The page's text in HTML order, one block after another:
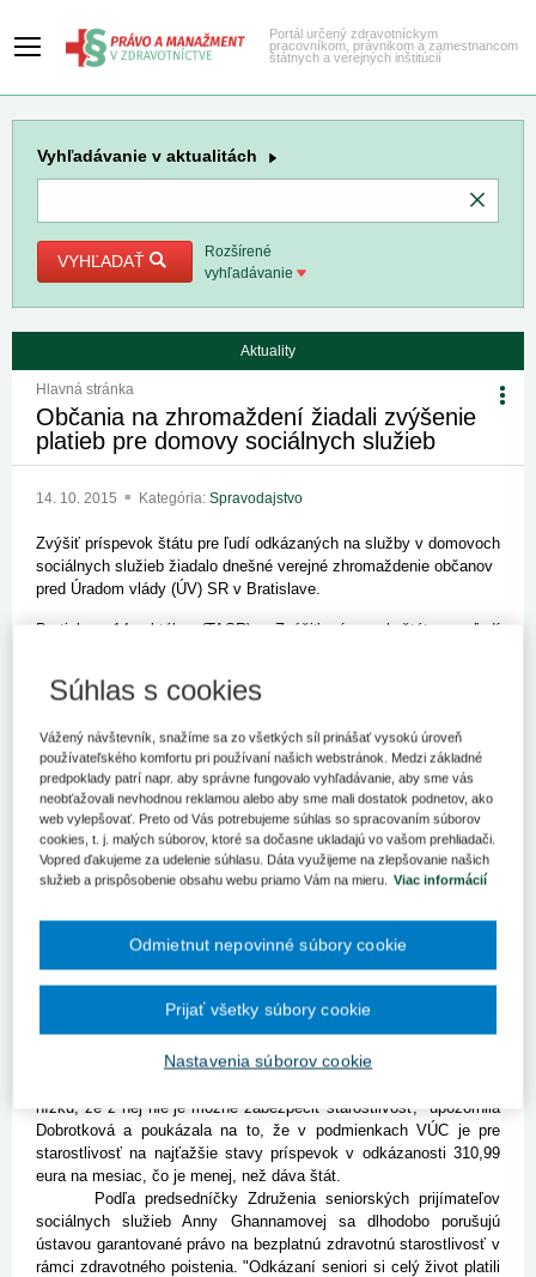
Portál určený zdravotníckym
pracovníkom, právnikom a zamestnancom
štátnych a verejných inštitúcií
Vyhľadávanie v aktualitách
VYHĽADAŤ
Rozšírené
vyhľadávanie
Aktuality
Hlavná stránka
Občania na zhromaždení žiadali zvýšenie
platieb pre domovy sociálnych služieb
14. 10. 2015 Kategória: Spravodajstvo
Zvýšiť príspevok štátu pre ľudí odkázaných na služby v domovoch
sociálnych služieb žiadalo dnešné verejné zhromaždenie občanov
pred Úradom vlády (ÚV) SR v Bratislave.
Bratislava 14. októbra (TASR) – Zvýšiť príspevok štátu pre ľudí
dnešné verejné zhromaždenie občanov pred Úradom vlády (ÚV)
SR v Bratislave. Požadujú tiež to, aby štát prevzal na seba
ktoré sa starajú o ľudí odkázaných na ich pomoc. O tejto
problematike s nimi po dnešnom rokovaní vlády bude rokovať aj
minister práce Ján Richter (Smer-SD), bližšie stanovisko poskytne
po stretnutí.
"Žiadame, aby príspevok, ktorý teraz dostávame, 320 eur na
mesiac, bol zvýšený, pretože aj minimálna mzda má byť od
januára 405 eur. Ak nás zákon núti a zaväzuje, aby sme na
je potrebné, aby sa ten príspevok zvýšil," vysvetlila predsedníčka
Asociácie poskytovateľov sociálnych služieb (APSS) Milada
Dobrotková.
sociálnych služieb, ktoré dnes zastrešujú vyššie územné celky
(VÚC). "Každý si nastaví systém financovania inak a stáva sa, že
odkázaný senior zomrie bez pomoci, vôbec sa jej nedočká,
nízku, že z nej nie je možné zabezpečiť starostlivosť," upozornila
Dobrotková a poukázala na to, že v podmienkach VÚC je pre
starostlivosť na najťažšie stavy príspevok v odkázanosti 310,99
eura na mesiac, čo je menej, než dáva štát.
Podľa predsedníčky Združenia seniorských prijímateľov
sociálnych služieb Anny Ghannamovej sa dlhodobo porušujú
ústavou garantované právo na bezplatnú zdravotnú starostlivosť v
rámci zdravotného poistenia. "Odkázaní seniori si celý život platili
Súhlas s cookies
Vážený návštevník, snažíme sa zo všetkých síl prinášať vysokú úroveň
používateľského komfortu pri používaní našich webstránok. Medzi základné
predpoklady patrí napr. aby správne fungovalo vyhľadávanie, aby sme vás
neobťažovali nevhodnou reklamou alebo aby sme mali dostatok podnetov, ako
web vylepšovať. Preto od Vás potrebujeme súhlas so spracovaním súborov
cookies, t. j. malých súborov, ktoré sa dočasne ukladajú vo vašom prehliadači.
Vopred ďakujeme za udelenie súhlasu. Dáta využijeme na zlepšovanie našich
služieb a prispôsobenie obsahu webu priamo Vám na mieru. Viac informácií
Nastavenia súborov cookie
Odmietnut nepovinné súbory cookie
Prijať všetky súbory cookie